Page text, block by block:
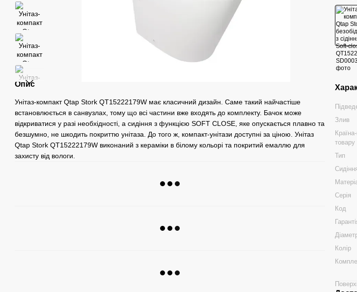
Опис
Унітаз-компакт Qtap Stork QT15222179W має класичний дизайн. Саме такий найчастіше
встановлюється в санвузлах, тому що всі частини вже входять до комплекту. Бачок може
відкриватися у разі необхідності, а сидіння з функцією SOFT CLOSE, яке опускається плавно та
безшумно, не шкодить покриттю унітаза. До того ж, компакт-унітази доступні за ціною. Унітаз
Qtap Stork QT15222179W виконаний з кераміки в білому кольорі та покритий емаллю для
захисту від вологи.
Злив
товару
Тип
Серія
Код
Колір